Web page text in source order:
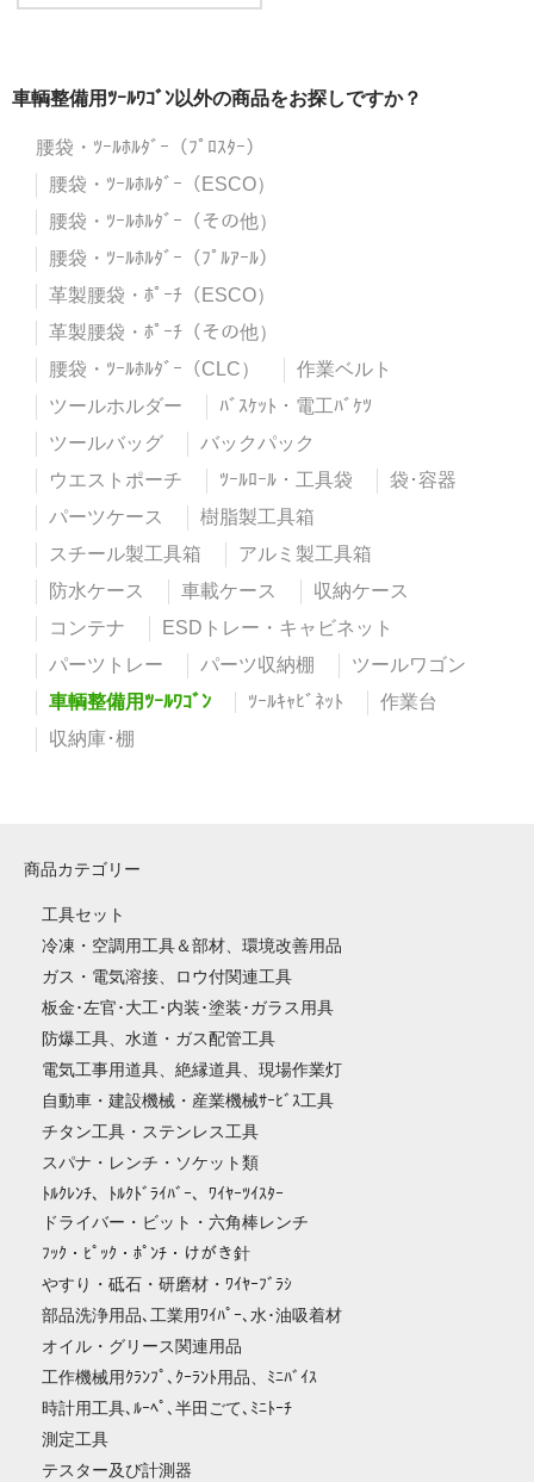
車輌整備用ﾂｰﾙﾜｺﾞﾝ以外の商品をお探しですか？
腰袋・ﾂｰﾙﾎﾙﾀﾞｰ（ﾌﾟﾛｽﾀｰ）
腰袋・ﾂｰﾙﾎﾙﾀﾞｰ（ESCO）
腰袋・ﾂｰﾙﾎﾙﾀﾞｰ（その他）
腰袋・ﾂｰﾙﾎﾙﾀﾞｰ（ﾌﾟﾙｱｰﾙ）
革製腰袋・ﾎﾟｰﾁ（ESCO）
革製腰袋・ﾎﾟｰﾁ（その他）
腰袋・ﾂｰﾙﾎﾙﾀﾞｰ（CLC）
作業ベルト
ツールホルダー
ﾊﾞｽｹｯﾄ・電工ﾊﾞｹﾂ
ツールバッグ
バックパック
ウエストポーチ
ﾂｰﾙﾛｰﾙ・工具袋
袋･容器
パーツケース
樹脂製工具箱
スチール製工具箱
アルミ製工具箱
防水ケース
車載ケース
収納ケース
コンテナ
ESDトレー・キャビネット
パーツトレー
パーツ収納棚
ツールワゴン
車輌整備用ﾂｰﾙﾜｺﾞﾝ
ﾂｰﾙｷｬﾋﾞﾈｯﾄ
作業台
収納庫･棚
商品カテゴリー
工具セット
冷凍・空調用工具＆部材、環境改善用品
ガス・電気溶接、ロウ付関連工具
板金･左官･大工･内装･塗装･ガラス用具
防爆工具、水道・ガス配管工具
電気工事用道具、絶縁道具、現場作業灯
自動車・建設機械・産業機械ｻｰﾋﾞｽ工具
チタン工具・ステンレス工具
スパナ・レンチ・ソケット類
ﾄﾙｸﾚﾝﾁ、ﾄﾙｸﾄﾞﾗｲﾊﾞｰ、ﾜｲﾔｰﾂｲｽﾀｰ
ドライバー・ビット・六角棒レンチ
ﾌｯｸ・ﾋﾟｯｸ・ﾎﾟﾝﾁ・けがき針
やすり・砥石・研磨材・ﾜｲﾔｰﾌﾞﾗｼ
部品洗浄用品､工業用ﾜｲﾊﾟｰ､水･油吸着材
オイル・グリース関連用品
工作機械用ｸﾗﾝﾌﾟ､ｸｰﾗﾝﾄ用品、ﾐﾆﾊﾞｲｽ
時計用工具､ﾙｰﾍﾟ､半田ごて､ﾐﾆﾄｰﾁ
測定工具
テスター及び計測器